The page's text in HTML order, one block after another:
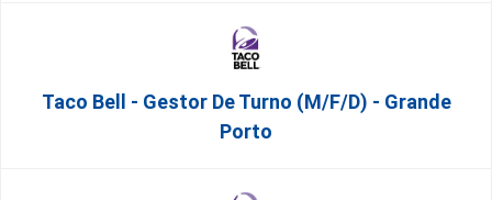
Taco Bell - Gestor De Turno (m/f/d) - Grande
Porto